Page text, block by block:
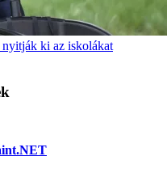
ki az iskolákat